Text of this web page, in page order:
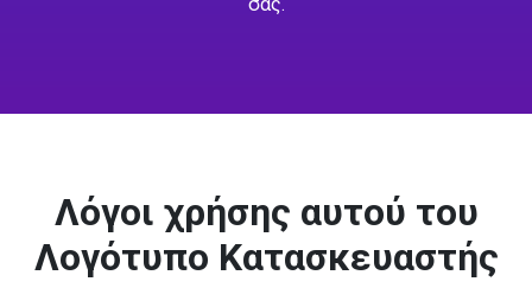
Λόγοι χρήσης αυτού του
Λογότυπο Κατασκευαστής